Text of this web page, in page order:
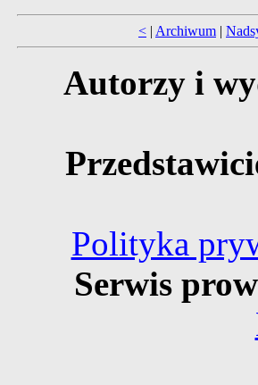
< | Archiwum |
Autorzy i
Polityka
Serwis